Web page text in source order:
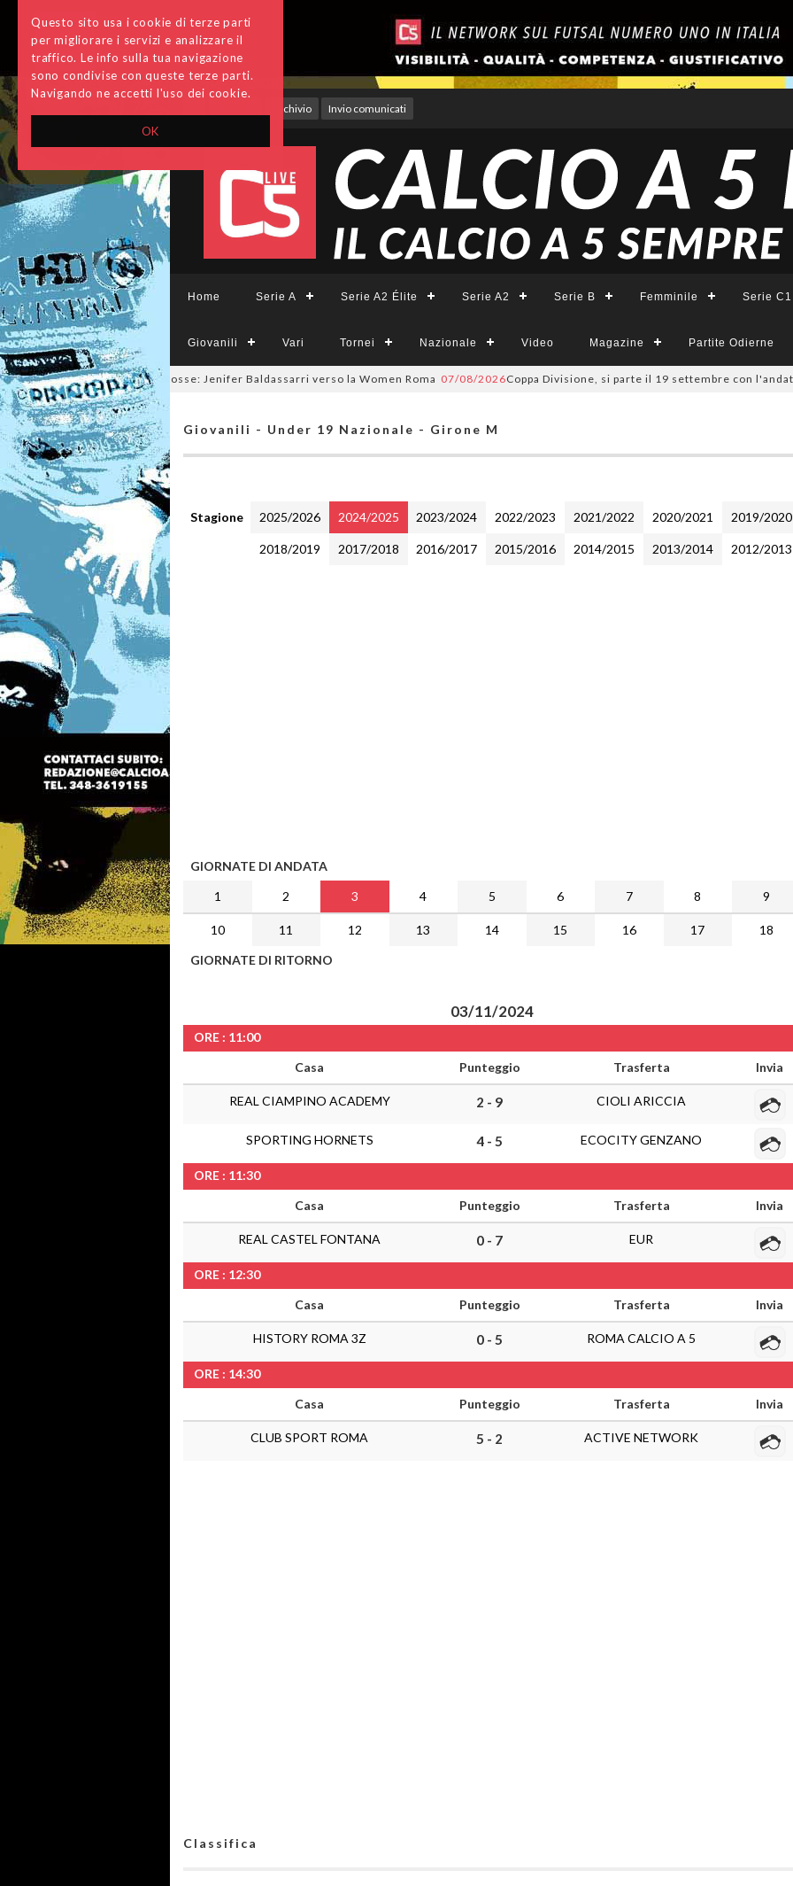
OK
Questo sito usa i cookie di terze parti
per migliorare i servizi e analizzare il
traffico. Le info sulla tua navigazione
sono condivise con queste terze parti.
Navigando ne accetti l'uso dei cookie.
Archivio Invio comunicati
Home Serie A Serie A2 Élite Serie A2 Serie B Femminile Serie C1
Giovanili Vari Tornei Nazionale Video Magazine Partite Odierne
a tinte giallorosse: Jenifer Baldassarri verso la Women Roma 07/08/2026Coppa Divisione, si parte il 19 settembre con l'andata
Giovanili - Under 19 Nazionale - Girone M
Stagione 2025/2026 2024/2025 2023/2024 2022/2023 2021/2022 2020/2021 2019/2020
2018/2019 2017/2018 2016/2017 2015/2016 2014/2015 2013/2014 2012/2013
GIORNATE DI ANDATA
1
2 3 4 5 6 7 8 9
10 11 12 13 14 15 16 17
18
GIORNATE DI RITORNO
03/11/2024
ORE : 11:00
Casa
Punteggio Trasferta Invia
REAL CIAMPINO ACADEMY 2 - 9 CIOLI ARICCIA
SPORTING HORNETS 4 - 5 ECOCITY GENZANO
ORE : 11:30
Casa
Punteggio Trasferta Invia
REAL CASTEL FONTANA 0 - 7 EUR
ORE : 12:30
Casa
Punteggio Trasferta Invia
HISTORY ROMA 3Z 0 - 5 ROMA CALCIO A 5
ORE : 14:30
Casa
Punteggio Trasferta Invia
CLUB SPORT ROMA 5 - 2 ACTIVE NETWORK
Classifica